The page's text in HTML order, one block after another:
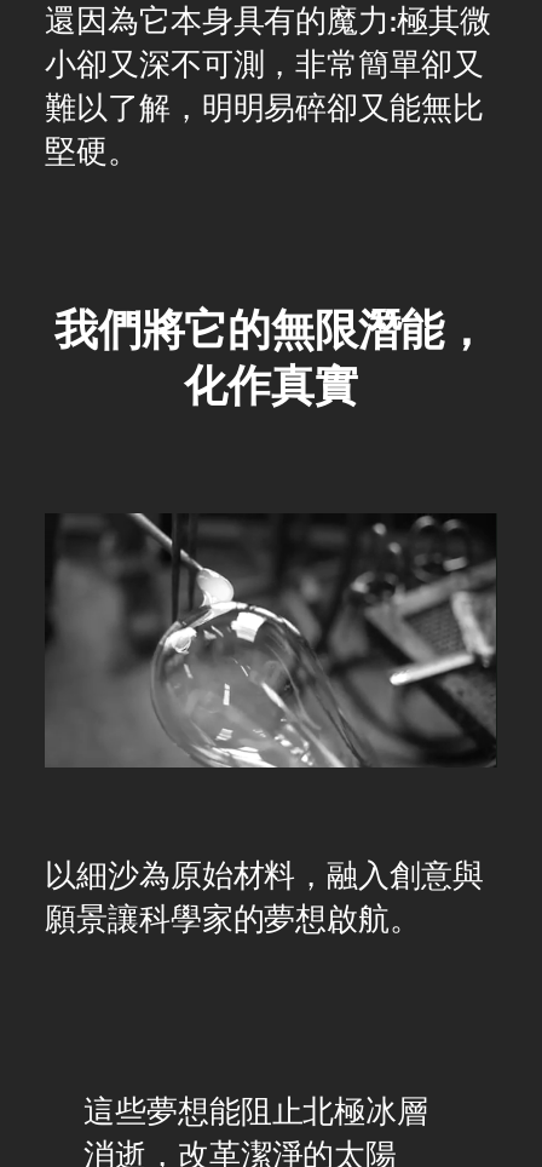
還因為它本身具有的魔力:極其微
小卻又深不可測，非常簡單卻又
難以了解，明明易碎卻又能無比
堅硬。
我們將它的無限潛能，
化作真實
以細沙為原始材料，融入創意與
願景讓科學家的夢想啟航。
這些夢想能阻止北極冰層
消逝，改革潔淨的太陽